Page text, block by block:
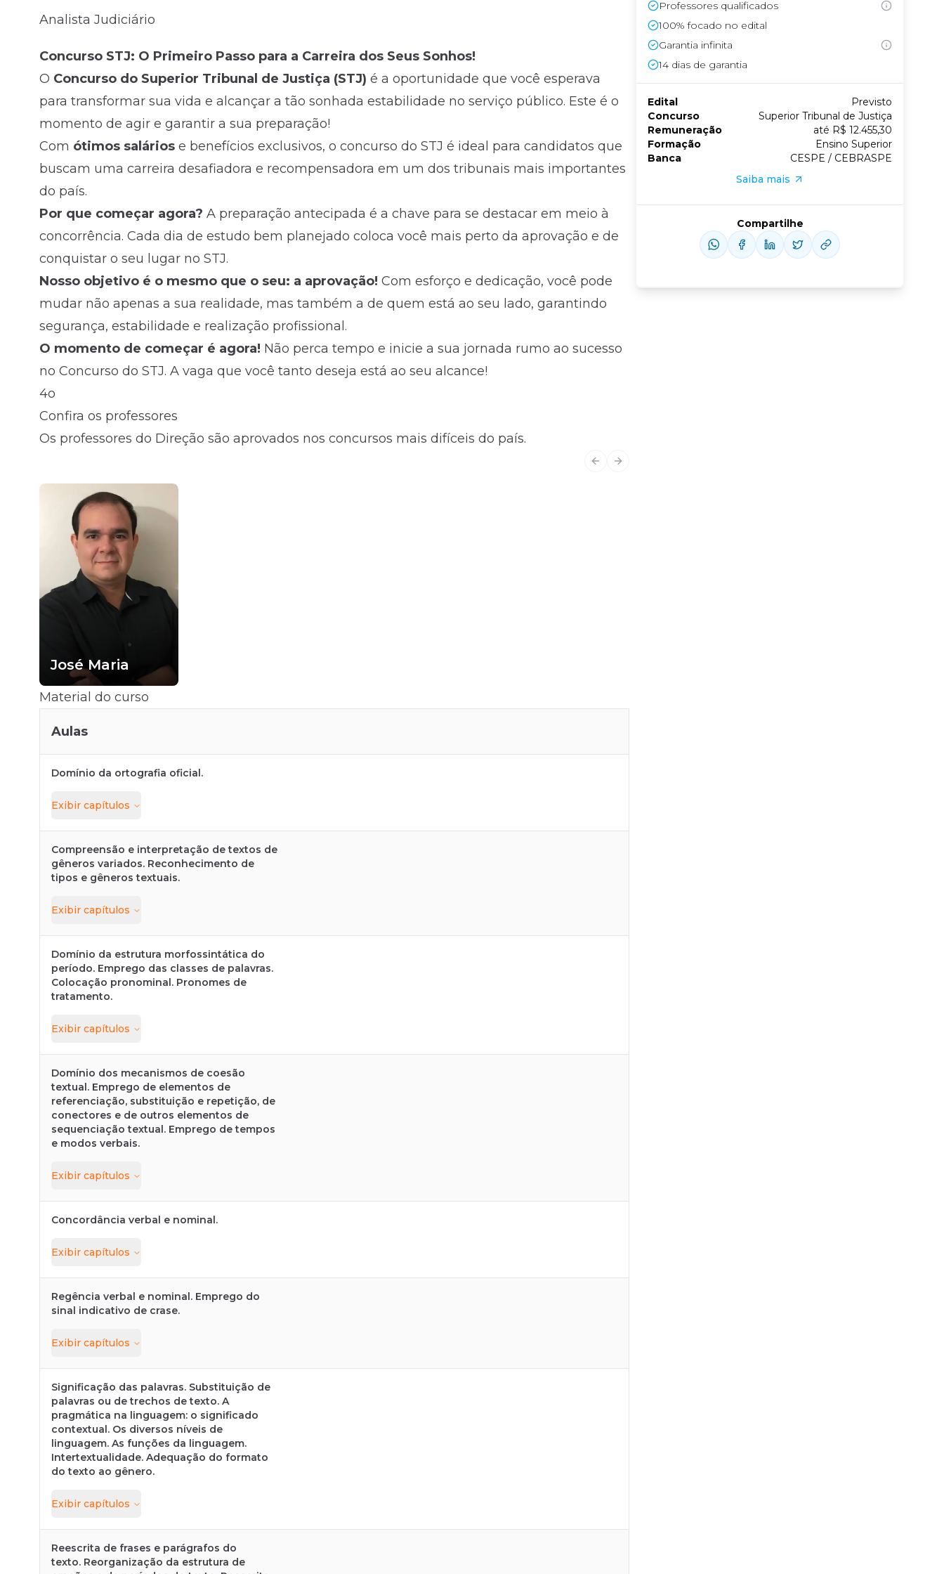
Analista Judiciário
Concurso STJ: O Primeiro Passo para a Carreira dos Seus Sonhos!
O Concurso do Superior Tribunal de Justiça (STJ) é a oportunidade que você esperava
para transformar sua vida e alcançar a tão sonhada estabilidade no serviço público. Este é o
momento de agir e garantir a sua preparação!
Com ótimos salários e benefícios exclusivos, o concurso do STJ é ideal para candidatos que
buscam uma carreira desafiadora e recompensadora em um dos tribunais mais importantes
do país.
Por que começar agora? A preparação antecipada é a chave para se destacar em meio à
concorrência. Cada dia de estudo bem planejado coloca você mais perto da aprovação e de
conquistar o seu lugar no STJ.
Nosso objetivo é o mesmo que o seu: a aprovação! Com esforço e dedicação, você pode
mudar não apenas a sua realidade, mas também a de quem está ao seu lado, garantindo
segurança, estabilidade e realização profissional.
O momento de começar é agora! Não perca tempo e inicie a sua jornada rumo ao sucesso
no Concurso do STJ. A vaga que você tanto deseja está ao seu alcance!
4o
Confira os professores
Os professores do Direção são aprovados nos concursos mais difíceis do país.
Previous slide
Next slide
José Maria
Material do curso
Aulas
Domínio da ortografia oficial.
Exibir capítulos
Compreensão e interpretação de textos de
gêneros variados. Reconhecimento de
tipos e gêneros textuais.
Exibir capítulos
Domínio da estrutura morfossintática do
período. Emprego das classes de palavras.
Colocação pronominal. Pronomes de
tratamento.
Exibir capítulos
Domínio dos mecanismos de coesão
textual. Emprego de elementos de
referenciação, substituição e repetição, de
conectores e de outros elementos de
sequenciação textual. Emprego de tempos
e modos verbais.
Exibir capítulos
Concordância verbal e nominal.
Exibir capítulos
Regência verbal e nominal. Emprego do
sinal indicativo de crase.
Exibir capítulos
Significação das palavras. Substituição de
palavras ou de trechos de texto. A
pragmática na linguagem: o significado
contextual. Os diversos níveis de
linguagem. As funções da linguagem.
Intertextualidade. Adequação do formato
do texto ao gênero.
Exibir capítulos
Reescrita de frases e parágrafos do
texto. Reorganização da estrutura de
Professores qualificados
100% focado no edital
Garantia infinita
14 dias de garantia
Edital
Previsto
Concurso
Superior Tribunal de Justiça
Remuneração
até R$ 12.455,30
Formação
Ensino Superior
Banca
CESPE / CEBRASPE
Saiba mais
Compartilhe